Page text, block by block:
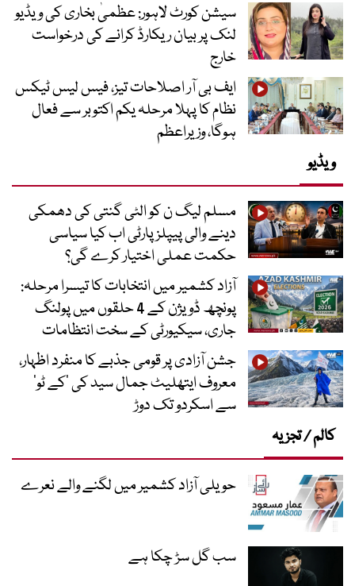
سیشن کورٹ لاہور: عظمیٰ بخاری کی ویڈیو
لنک پر بیان ریکارڈ کرانے کی درخواست
خارج
ایف بی آر اصلاحات تیز، فیس لیس ٹیکس
نظام کا پہلا مرحلہ یکم اکتوبر سے فعال
ہوگا، وزیراعظم
ویڈیو
مسلم لیگ ن کو الٹی گنتی کی دھمکی
دینے والی پیپلز پارٹی اب کیا سیاسی
حکمت عملی اختیار کرے گی؟
آزاد کشمیر میں انتخابات کا تیسرا مرحلہ:
پونچھ ڈویژن کے 4 حلقوں میں پولنگ
جاری، سیکیورٹی کے سخت انتظامات
جشن آزادی پر قومی جذبے کا منفرد اظہار،
معروف ایتھلیٹ جمال سید کی ’کے ٹو‘
سے اسکردو تک دوڑ
کالم / تجزیہ
حویلی آزاد کشمیر میں لگنے والے نعرے
سب گل سڑ چکا ہے